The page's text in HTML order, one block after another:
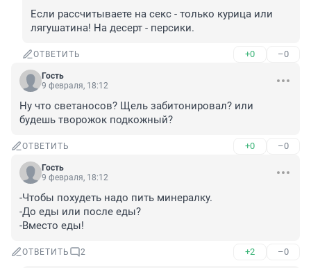
Если рассчитываете на секс - только курица или
лягушатина! На десерт - персики.
ОТВЕТИТЬ +0 –0
Гость
9 февраля, 18:12
Ну что светаносов? Щель забитонировал? или
будешь творожок подкожный?
ОТВЕТИТЬ +0 –0
Гость
9 февраля, 18:12
-Чтобы похудеть надо пить минералку.
-До еды или после еды?
-Вместо еды!
ОТВЕТИТЬ 2 +2 –0